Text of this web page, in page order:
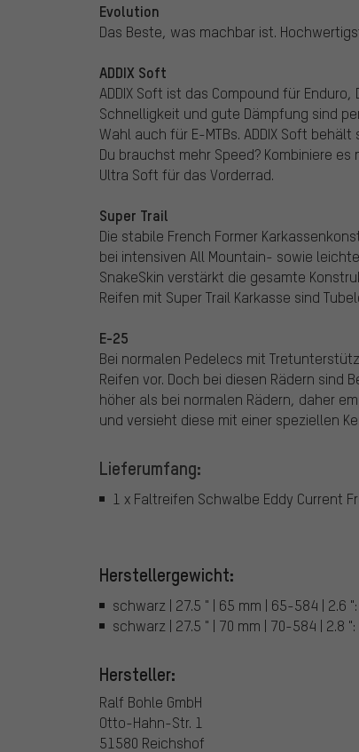
Evolution
Das Beste, was machbar ist.
ADDIX Soft
ADDIX Soft ist das Compound für
Schnelligkeit und gute Dämpfung sind
Wahl auch für E-MTBs. ADDIX Soft
Du brauchst mehr Speed? Kombiniere es
Ultra Soft für das Vorderrad.
Super Trail
Die stabile French Former
bei intensiven All Mountain- sowie
SnakeSkin verstärkt die gesamte
Reifen mit Super Trail Karkasse sind
E-25
Bei normalen Pedelecs mit
Reifen vor. Doch bei diesen Rädern
höher als bei normalen Rädern, daher
und versieht diese mit einer speziellen
Lieferumfang:
1 x Faltreifen Schwalbe Eddy Current
Herstellergewicht:
schwarz | 27.5 " | 65 mm | 65-584 | 2.6
schwarz | 27.5 " | 70 mm | 70-584 | 2.8 ":
Hersteller:
Ralf Bohle GmbH
Otto-Hahn-Str. 1
51580 Reichshof